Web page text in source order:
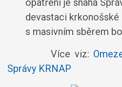
opatření je snaha
devastaci
s masivním sběrem
Více viz:
Správy KRNAP